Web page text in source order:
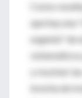
Como
que hay una
urgente" de
y resolver
brecha de